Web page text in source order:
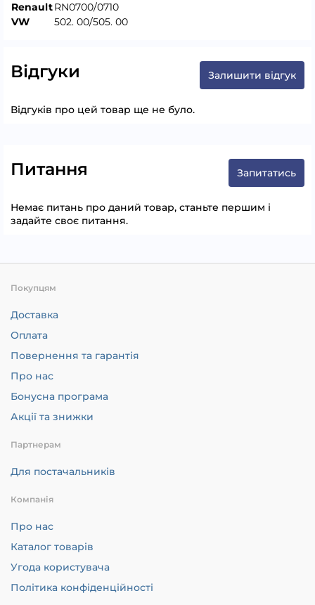
RenaultRN0700/0710
VW
502. 00/505. 00
Відгуки Залишити відгук
Відгуків про цей товар ще не було.
Питання Запитатись
Немає питань про даний товар, станьте першим і
задайте своє питання.
Покупцям
Доставка
Оплата
Повернення та гарантія
Про нас
Бонусна програма
Акції та знижки
Партнерам
Для постачальників
Компанія
Про нас
Каталог товарів
Угода користувача
Політика конфіденційності